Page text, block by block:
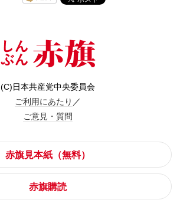
(C)日本共産党中央委員会
ご利用にあたり ／
ご意見・質問
赤旗見本紙（無料）
赤旗購読